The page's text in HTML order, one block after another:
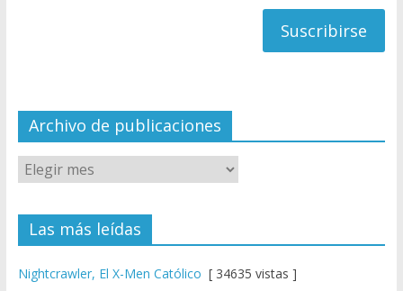
el
Archivo de publicaciones
Las más leídas
Nightcrawler, El X-Men Católico [ 34635 vistas ]